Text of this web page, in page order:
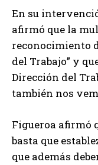
En su
afirmó que la
reconocimiento
del Trabajo” y
Dirección del
también nos
Figueroa afirmó
basta que
que además